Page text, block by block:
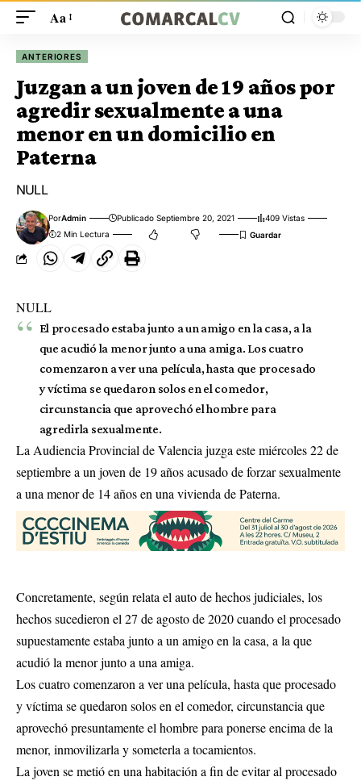
Aa
ANTERIORES
Juzgan a un joven de 19 años por
agredir sexualmente a una
menor en un domicilio en
Paterna
NULL
PorAdmin Publicado Septiembre 20, 2021
409 Vistas
2 Min Lectura
NULL
El procesado estaba junto a un amigo en la casa, a la
que acudió la menor junto a una amiga. Los cuatro
comenzaron a ver una película, hasta que procesado
y víctima se quedaron solos en el comedor,
circunstancia que aprovechó el hombre para
agredirla sexualmente.
La Audiencia Provincial de Valencia juzga este miércoles 22 de
septiembre a un joven de 19 años acusado de forzar sexualmente
a una menor de 14 años en una vivienda de Paterna.
Concretamente, según relata el auto de hechos judiciales, los
hechos sucedieron el 27 de agosto de 2020 cuando el procesado
supuestamente estaba junto a un amigo en la casa, a la que
acudió la menor junto a una amiga.
Los cuatro comenzaron a ver una película, hasta que procesado
y víctima se quedaron solos en el comedor, circunstancia que
aprovechó presuntamente el hombre para ponerse encima de la
menor, inmovilizarla y someterla a tocamientos.
La joven se metió en una habitación a fin de evitar al procesado